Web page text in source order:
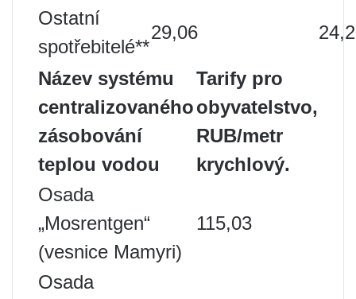
Ostatní
spotřebitelé**
29,06
Název systému
centralizovaného
zásobování
teplou vodou
Tarify pro
obyvatelstvo,
RUB/metr
krychlový.
Osada
„Mosrentgen“
(vesnice Mamyri)
115,03
Osada